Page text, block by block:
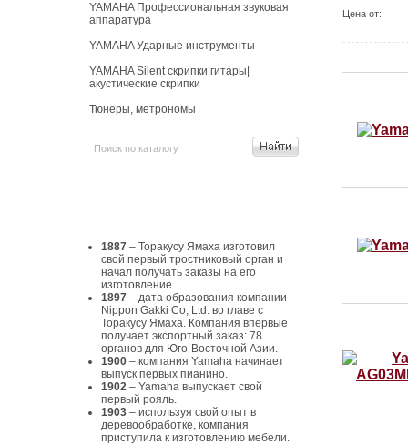
YAMAHA Профессиональная звуковая
аппаратура
YAMAHA Ударные инструменты
YAMAHA Silent скрипки|гитары|
акустические скрипки
Тюнеры, метрономы
1887 – Торакусу Ямаха изготовил
свой первый тростниковый орган и
начал получать заказы на его
изготовление.
1897 – дата образования компании
Nippon Gakki Co, Ltd. во главе с
Торакусу Ямаха. Компания впервые
получает экспортный заказ: 78
органов для Юго-Восточной Азии.
1900 – компания Yamaha начинает
выпуск первых пианино.
1902 – Yamaha выпускает свой
первый рояль.
1903 – используя свой опыт в
деревообработке, компания
приступила к изготовлению мебели.
Цена от: